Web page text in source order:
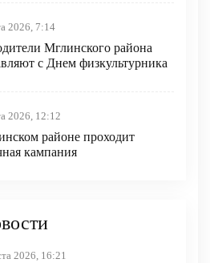
2026, 7:14
Мглинского района
с Днем физкультурника
2026, 12:12
районе проходит
кампания
2026, 16:21